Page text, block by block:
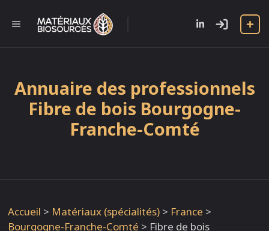
contenu
MENU
Annuaire des professionnels
Fibre de bois Bourgogne-
Franche-Comté
Accueil > Matériaux (spécialités) > France >
Bourgogne-Franche-Comté > Fibre de bois